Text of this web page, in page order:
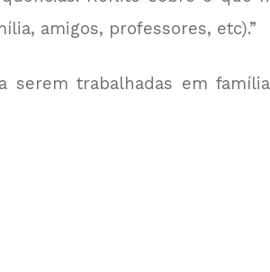
amigos, professores, etc).”
serem trabalhadas em